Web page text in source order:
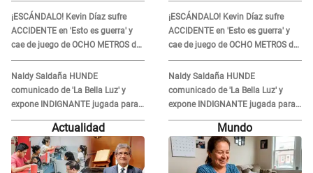
¡ESCÁNDALO! Kevin Díaz sufre
ACCIDENTE en 'Esto es guerra' y
cae de juego de OCHO METROS de
altura: "La colchoneta se rompe..."
Naldy Saldaña HUNDE
comunicado de 'La Bella Luz' y
expone INDIGNANTE jugada para
DEFENDER a director: "Que he
tenido algo..."
¡ESCÁNDALO! Kevin Díaz sufre
ACCIDENTE en 'Esto es guerra' y
cae de juego de OCHO METROS de
altura: "La colchoneta se rompe..."
Naldy Saldaña HUNDE
comunicado de 'La Bella Luz' y
expone INDIGNANTE jugada para
DEFENDER a director: "Que he
tenido algo..."
Actualidad Mundo